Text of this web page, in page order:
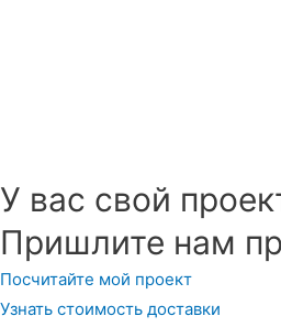
У вас свой
Пришлите нам
Посчитайте мой проект
Узнать стоимость доставки